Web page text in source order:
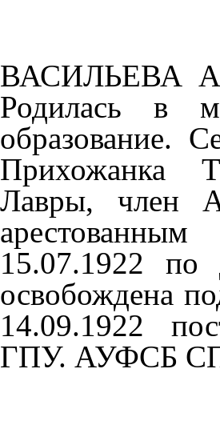
ВАСИЛЬЕВА
Родилась в
образование.
Прихожанка
Лавры, член
15.07.1922 по
освобождена
14.09.1922
ГПУ. АУФСБ